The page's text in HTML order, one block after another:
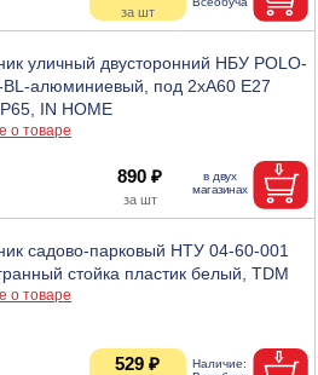
уличный двусторонний НБУ POLO-
BL-алюминиевый, под 2хA60 E27
IN HOME
о товаре
890 ₽
садово-парковый НТУ 04-60-001
стойка пластик белый, TDM
о товаре
529 ₽